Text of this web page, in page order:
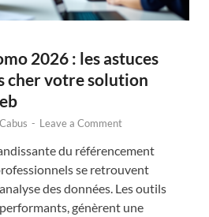
2026 : les astuces
cher votre solution
- Leave a Comment
du référencement
se retrouvent
des données. Les outils
génèrent une